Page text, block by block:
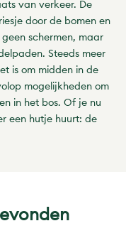
van verkeer. De
door de bomen en
schermen, maar
Steeds meer
is om midden in de
mogelijkheden om
in het bos. Of je nu
een hutje huurt: de